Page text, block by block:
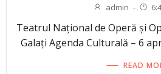
admin -
Teatrul Național de Operă și
Galați Agenda Culturală – 6
READ